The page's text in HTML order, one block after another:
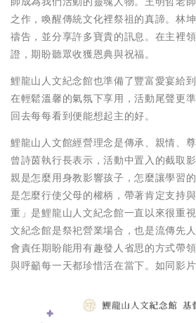
之作，喚醒傳統文化裡祭祖的真諦。林
禱告，並分享許多寶貴的訊息。在主裡
證，期盼聽眾收獲恩典與祝福。
鯉龍山人文紀念館也準備了豐富愛宴給
在輕鬆溫馨的氣氛下享用，活動尾聲更
回去每每看到便能想起主的好。
鯉龍山人文館經營理念是傳承、親情、
曾詩茵執行長表示，活動中置入的截取
親是怎麼用身教影響孩子，怎麼讓學習
是怎麼行使父母的權柄，帶著肯定支持
重」是鯉龍山人文紀念館一直以來很重
文紀念館是祭祀營業場合，也是流傳先
會責任期盼能用有趣發人省思的方式帶
與呼籲每一天都珍惜活在當下。如同影